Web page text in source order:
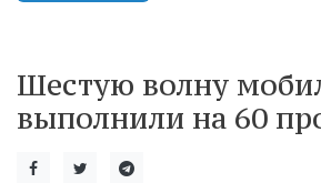
Шестую волну
выполнили на 60